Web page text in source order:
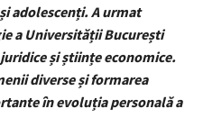
adolescenți. A urmat
a Universității București
și științe economice.
diverse și formarea
în evoluția personală a